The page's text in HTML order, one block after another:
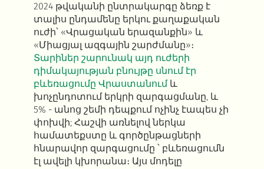
2024 թվականի ընտրակարգը ձեռք է
տալիս ընդամենը երկու քաղաքական
ուժի՝ «Վրացական երազանքին» և
«Միացյալ ազգային շարժմանը»։
Տարիներ շարունակ այդ ուժերի
դիմակայության բնույթը սնում էր
բևեռացումը Վրաստանումև
խոչընդոտում երկրի զարգացմանը, և
5% - անոց շեմի դեպքում ոչինչ էապես չի
փոխվի; Հաշվի առնելով ներկա
համատեքստը և գործընթացների
հնարավոր զարգացումը ՝ բևեռացումն
էլ ավելի կխորանա։ Այս մոդելը